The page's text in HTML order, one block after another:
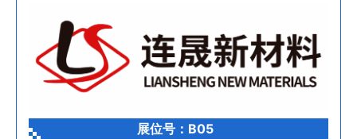
展位号：B05